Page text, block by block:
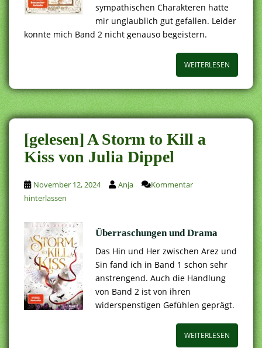
sympathischen Charakteren hatte
mir unglaublich gut gefallen. Leider
konnte mich Band 2 nicht genauso begeistern.
WEITERLESEN
[gelesen] A Storm to Kill a
Kiss von Julia Dippel
November 12, 2024 Anja
Kommentar
hinterlassen
Überraschungen und Drama
Das Hin und Her zwischen Arez und
Sin fand ich in Band 1 schon sehr
anstrengend. Auch die Handlung
von Band 2 ist von ihren
widerspenstigen Gefühlen geprägt.
WEITERLESEN